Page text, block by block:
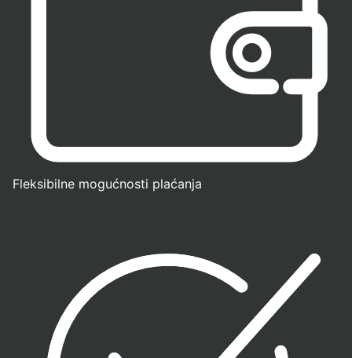
Fleksibilne mogućnosti plaćanja